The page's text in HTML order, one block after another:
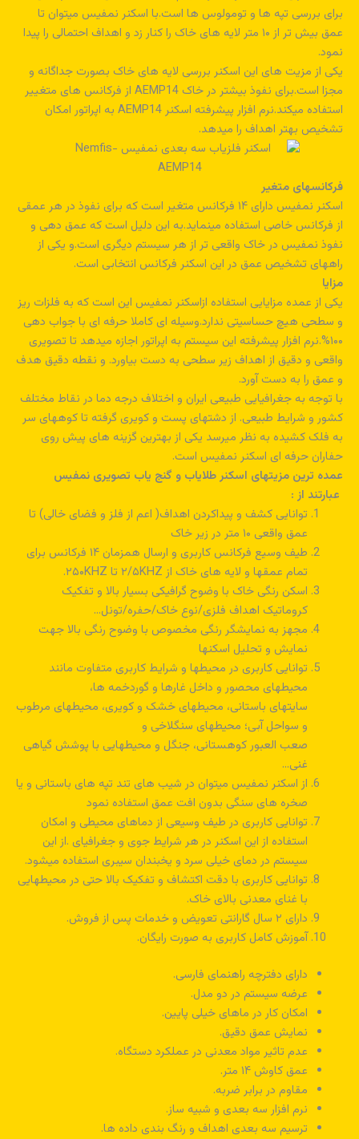
برای بررسی تپه ها و تومولوس ها است.با اسکنر نمفیس میتوان تا
عمق بیش تر از ۱۰ متر لایه های خاک را کنار زد و اهداف احتمالی را پیدا
نمود.
یکی از مزیت های این اسکنر بررسی لایه های خاک بصورت جداگانه و
مجزا است.برای نفوذ بیشتر در خاک AEMP14 از فرکانس های متغییر
استفاده میکند.نرم افزار پیشرفته اسکنر AEMP14 به اپراتور امکان
تشخیص بهتر اهداف را میدهد.
فرکانسهای متغیر
اسکنر نمفیس دارای ۱۴ فرکانس متغیر است که برای نفوذ در هر عمقی
از فرکانس خاصی استفاده مینماید.به این دلیل است که عمق دهی و
نفوذ نمفیس در خاک واقعی تر از هر سیستم دیگری است.و یکی از
راههای تشخیص عمق در این اسکنر فرکانس انتخابی است.
مزایا
یکی از عمده مزایایی استفاده ازاسکنر نمفیس این است که به فلزات ریز
و سطحی هیچ حساسیتی ندارد.وسیله ای کاملا حرفه ای با جواب دهی
۱۰۰%.نرم افزار پیشرفته این سیستم به اپراتور اجازه میدهد تا تصویری
واقعی و دقیق از اهداف زیر سطحی به دست بیاورد. و نقطه دقیق هدف
و عمق را به دست آورد.
با توجه به جغرافیایی طبیعی ایران و اختلاف درجه دما در نقاط مختلف
کشور و شرایط طبیعی. از دشتهای پست و کویری گرفته تا کوههای سر
به فلک کشیده به نظر میرسد یکی از بهترین گزینه های پیش روی
حفاران حرفه ای اسکنر نمفیس است.
عمده ترین مزیتهای اسکنر طلایاب و گنج یاب تصویری نمفیس
عبارتند از :
توانایی کشف و پیداکردن اهداف( اعم از فلز و فضای خالی) تا
عمق واقعی ۱۰ متر در زیر خاک
طیف وسیع فرکانس کاربری و ارسال همزمان ۱۴ فرکانس برای
تمام عمقها و لایه های خاک از ۲/۵KHZ تا ۲۵۰KHZ.
اسکن رنگی خاک با وضوح گرافیکی بسیار بالا و تفکیک
کروماتیک اهداف فلزی/نوع خاک/حفره/تونل…
مجهز به نمایشگر رنگی مخصوص با وضوح رنگی بالا جهت
نمایش و تحلیل اسکنها
توانایی کاربری در محیطها و شرایط کاربری متفاوت مانند
محیطهای محصور و داخل غارها و گوردخمه ها،
سایتهای باستانی، محیطهای خشک و کویری، محیطهای مرطوب
و سواحل آبی؛ محیطهای سنگلاخی و
صعب العبور کوهستانی، جنگل و محیطهایی با پوشش گیاهی
غنی…
از اسکنر نمفیس میتوان در شیب های تند تپه های باستانی و یا
صخره های سنگی بدون افت عمق استفاده نمود
توانایی کاربری در طیف وسیعی از دماهای محیطی و امکان
استفاده از این اسکنر در هر شرایط جوی و جغرافیای .از این
سیستم در دمای خیلی سرد و یخبندان سیبری استفاده میشود.
توانایی کاربری با دقت اکتشاف و تفکیک بالا حتی در محیطهایی
با غنای معدنی بالای خاک.
دارای ۲ سال گارانتی تعویض و خدمات پس از فروش.
آموزش کامل کاربری به صورت رایگان.
دارای دفترچه راهنمای فارسی.
عرضه سیستم در دو مدل.
امکان کار در ماهای خیلی پایین.
نمایش عمق دقیق.
عدم تاثیر مواد معدنی در عملکرد دستگاه.
عمق کاوش ۱۴ متر.
مقاوم در برابر ضربه.
نرم افزار سه بعدی و شبیه ساز.
ترسیم سه بعدی اهداف و رنگ بندی داده ها.